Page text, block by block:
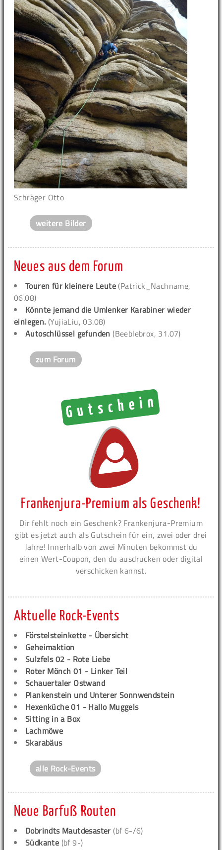
Schräger Otto
weitere Bilder
Neues aus dem Forum
Touren für kleinere Leute (Patrick_Nachname,
06.08)
Könnte jemand die Umlenker Karabiner wieder
einlegen. (YujiaLiu, 03.08)
Autoschlüssel gefunden (Beeblebrox, 31.07)
zum Forum
Frankenjura-Premium als Geschenk!
Dir fehlt noch ein Geschenk? Frankenjura-Premium
gibt es jetzt auch als Gutschein für ein, zwei oder drei
Jahre! Innerhalb von zwei Minuten bekommst du
einen Wert-Coupon, den du ausdrucken oder digital
verschicken kannst.
Aktuelle Rock-Events
Förstelsteinkette - Übersicht
Geheimaktion
Sulzfels 02 - Rote Liebe
Roter Mönch 01 - Linker Teil
Schauertaler Ostwand
Plankenstein und Unterer Sonnwendstein
Hexenküche 01 - Hallo Muggels
Sitting in a Box
Lachmöwe
Skarabäus
alle Rock-Events
Neue Barfuß Routen
Dobrindts Mautdesaster (bf 6-/6)
Südkante (bf 9-)